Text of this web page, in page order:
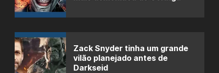
Zack Snyder tinha um grande
vilão planejado antes de
Darkseid